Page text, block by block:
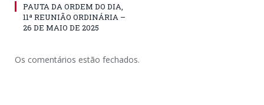
PAUTA DA ORDEM DO DIA,
11ª REUNIÃO ORDINÁRIA –
26 DE MAIO DE 2025
Os comentários estão fechados.